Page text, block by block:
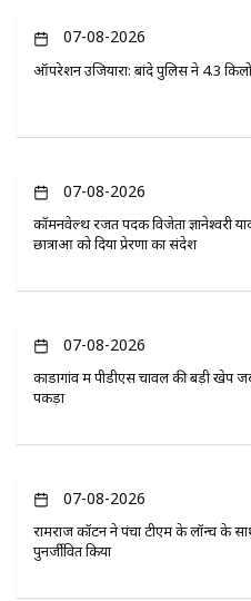
07-08-2026
ऑपरेशन उजियारा: बांदे पुलिस ने 4.3
07-08-2026
कॉमनवेल्थ रजत पदक विजेता ज्ञानेश्वरी
छात्राओं को दिया प्रेरणा का संदेश
07-08-2026
कोंडागांव में पीडीएस चावल की बड़ी खेप
पकड़ा
07-08-2026
रामराज कॉटन ने पंचा टीएम के लॉन्च के
पुनर्जीवित किया